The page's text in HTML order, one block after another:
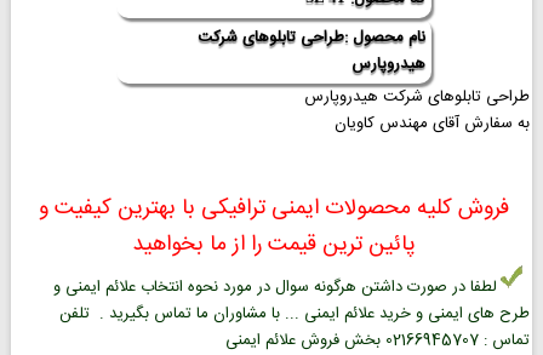
نام محصول :طراحی تابلوهای شرکت
هیدروپارس
طراحی تابلوهای شرکت هیدروپارس
به سفارش آقای مهندس کاویان
فروش کلیه محصولات ایمنی ترافیکی با بهترین کیفیت و
پائین ترین قیمت را از ما بخواهید
لطفا در صورت داشتن هرگونه سوال در مورد نحوه انتخاب علائم ایمنی و
طرح های ایمنی و خرید علائم ایمنی ... با مشاوران ما تماس بگیرید . تلفن
تماس : 02166945707 بخش فروش علائم ایمنی